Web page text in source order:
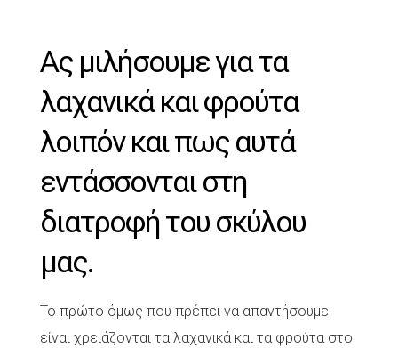
Ας μιλήσουμε για τα
λαχανικά και φρούτα
λοιπόν και πως αυτά
εντάσσονται στη
διατροφή του σκύλου
μας.
Το πρώτο όμως που πρέπει να απαντήσουμε
είναι χρειάζονται τα λαχανικά και τα φρούτα στο